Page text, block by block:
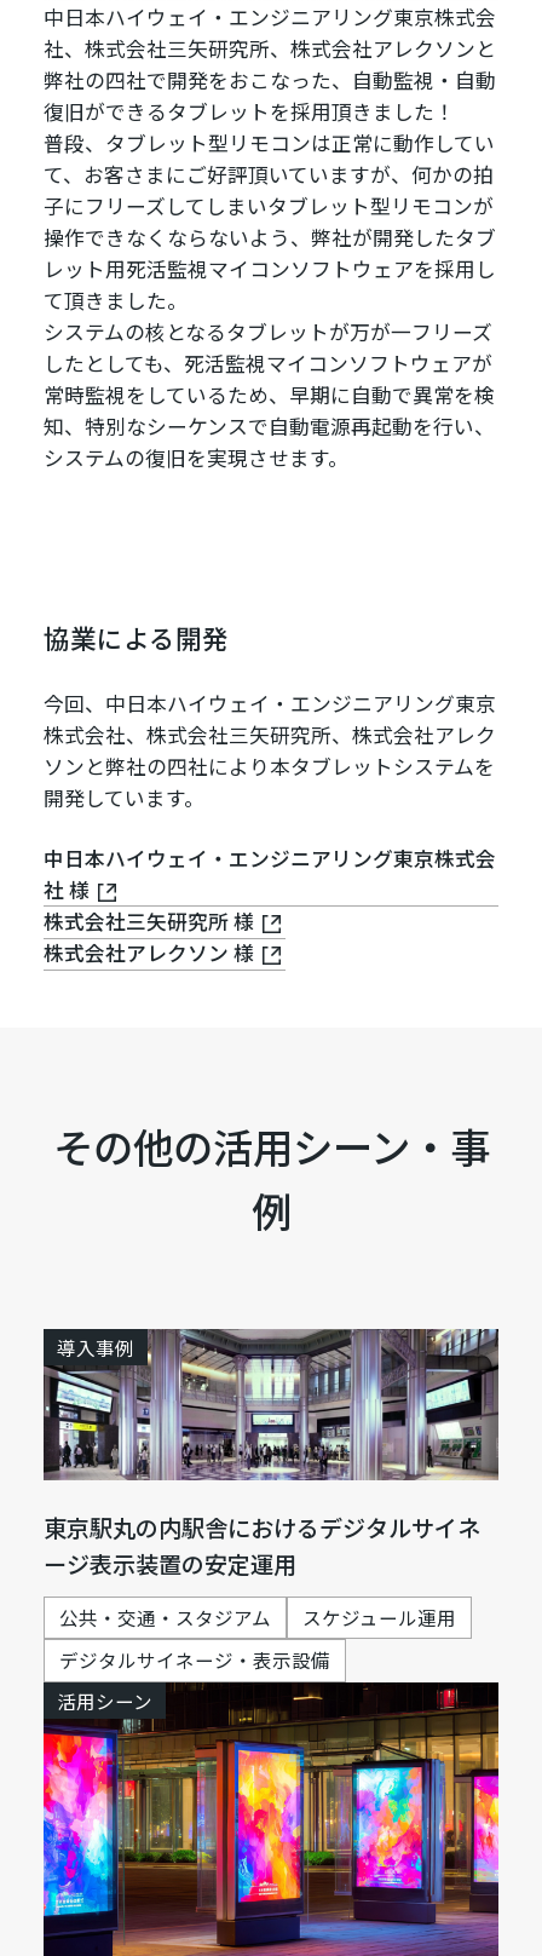
中日本ハイウェイ・エンジニアリング東京株式会
社、株式会社三矢研究所、株式会社アレクソンと
弊社の四社で開発をおこなった、自動監視・自動
復旧ができるタブレットを採用頂きました！
普段、タブレット型リモコンは正常に動作してい
て、お客さまにご好評頂いていますが、何かの拍
子にフリーズしてしまいタブレット型リモコンが
操作できなくならないよう、弊社が開発したタブ
レット用死活監視マイコンソフトウェアを採用し
て頂きました。
システムの核となるタブレットが万が一フリーズ
したとしても、死活監視マイコンソフトウェアが
常時監視をしているため、早期に自動で異常を検
知、特別なシーケンスで自動電源再起動を行い、
システムの復旧を実現させます。
協業による開発
今回、中日本ハイウェイ・エンジニアリング東京
株式会社、株式会社三矢研究所、株式会社アレク
ソンと弊社の四社により本タブレットシステムを
開発しています。
中日本ハイウェイ・エンジニアリング東京株式会
社 様
株式会社三矢研究所 様
株式会社アレクソン 様
その他の活用シーン・事
例
導入事例
東京駅丸の内駅舎におけるデジタルサイネ
ージ表示装置の安定運用
公共・交通・スタジアム
スケジュール運用
デジタルサイネージ・表示設備
活用シーン